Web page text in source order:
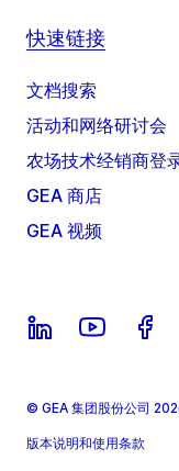
快速链接
文档搜索
活动和网络研讨会
农场技术经销商登
GEA 商店
GEA 视频
© GEA 集团股份公司
版本说明和使用条款